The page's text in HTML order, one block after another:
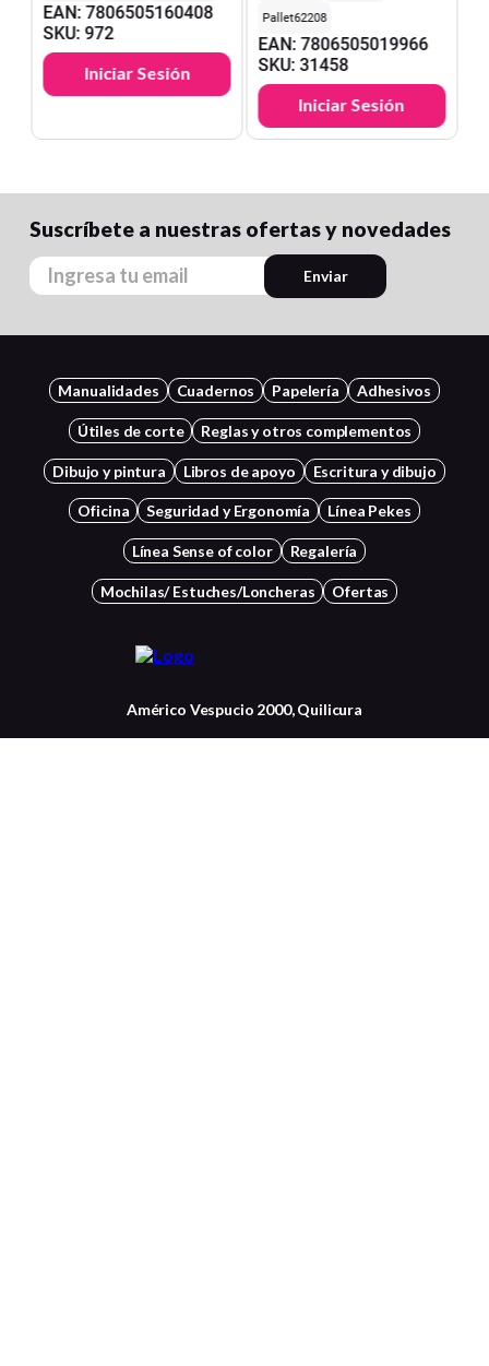
EAN:7806505160408
SKU:972
Iniciar Sesión
62208
EAN:7806505019966
SKU:31458
Iniciar Sesión
Suscríbete a nuestras ofertas y novedades
Enviar
Manualidades Cuadernos Papelería Adhesivos
Útiles de corte Reglas y otros complementos
Dibujo y pintura Libros de apoyo Escritura y dibujo
Oficina Seguridad y Ergonomía Línea Pekes
Línea Sense of color Regalería
Mochilas/ Estuches/Loncheras Ofertas
Américo Vespucio 2000, Quilicura